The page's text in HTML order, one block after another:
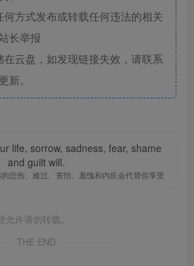
方式发布或转载任何违法的相关
长举报
云盘，如发现链接失效，请联系
新。
life, sorrow, sadness, fear, shame
and guilt will.
悲伤、难过、害怕、羞愧和内疚会代替你享受
许请勿转载。
THE END